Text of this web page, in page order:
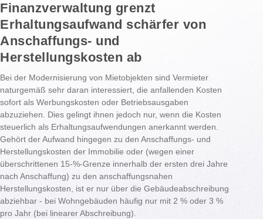
Finanzverwaltung grenzt
Erhaltungsaufwand schärfer von
Anschaffungs- und
Herstellungskosten ab
Bei der Modernisierung von Mietobjekten sind Vermieter
naturgemäß sehr daran interessiert, die anfallenden Kosten
sofort als Werbungskosten oder Betriebsausgaben
abzuziehen. Dies gelingt ihnen jedoch nur, wenn die Kosten
steuerlich als Erhaltungsaufwendungen anerkannt werden.
Gehört der Aufwand hingegen zu den Anschaffungs- und
Herstellungskosten der Immobilie oder (wegen einer
überschrittenen 15-%-Grenze innerhalb der ersten drei Jahre
nach Anschaffung) zu den anschaffungsnahen
Herstellungskosten, ist er nur über die Gebäudeabschreibung
abziehbar - bei Wohngebäuden häufig nur mit 2 % oder 3 %
pro Jahr (bei linearer Abschreibung).